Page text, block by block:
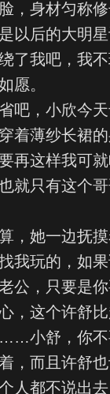
，身材匀称
以后的大明星
绕了我吧，我
愿。
省吧，小欣今
着薄纱长裙
要再这样我可
就只有这个
，她一边抚
我玩的，如
公，只要是
，这个许舒
小舒，你
，而且许舒
人都不说出